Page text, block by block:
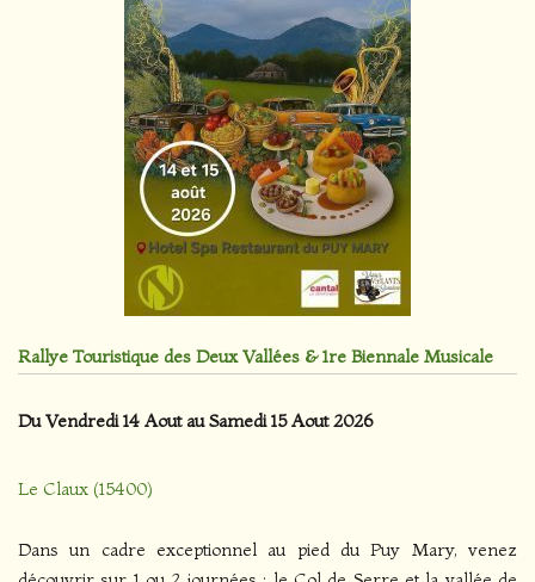
Rallye Touristique des Deux Vallées & 1re Biennale Musicale
Du Vendredi 14 Aout au Samedi 15 Aout 2026
Le Claux (15400)
Dans un cadre exceptionnel au pied du Puy Mary, venez